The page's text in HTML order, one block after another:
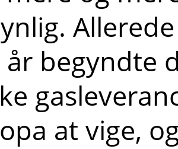
Allerede
år begyndte
at vige,